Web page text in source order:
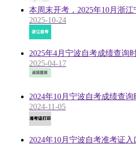
本周末开考，2025年10月浙江
2025-10-24
2025年4月宁波自考成绩查询
2025-04-17
2024年10月宁波自考成绩查询
2024-11-05
2024年10月宁波自考准考证入